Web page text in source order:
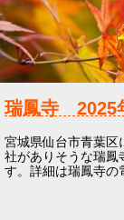
瑞鳳寺 2025
宮城県仙台市青葉区
社がありそうな瑞鳳
す。詳細は瑞鳳寺の